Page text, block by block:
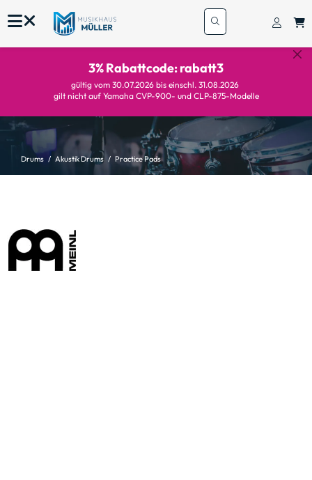
3% Rabattcode: rabatt3
gültig vom 30.07.2026 bis einschl. 31.08.2026
gilt nicht auf Yamaha CVP-900- und CLP-875-Modelle
Drums Akustik Drums Practice Pads